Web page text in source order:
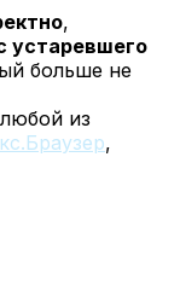
,
устаревшего
больше не
из
,